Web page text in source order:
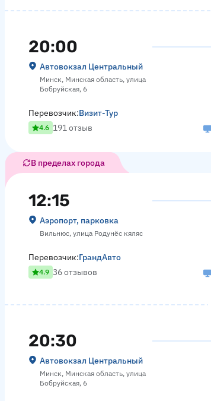
20:00
Автовокзал Центральный
Минск, Минская область, улица
Бобруйская, 6
Перевозчик:Визит-Тур
4.6 191 отзыв
В пределах города
12:15
Аэропорт, парковка
Вильнюс, улица Родунёс кяляс
Перевозчик:ГрандАвто
4.9 36 отзывов
20:30
Автовокзал Центральный
Минск, Минская область, улица
Бобруйская, 6